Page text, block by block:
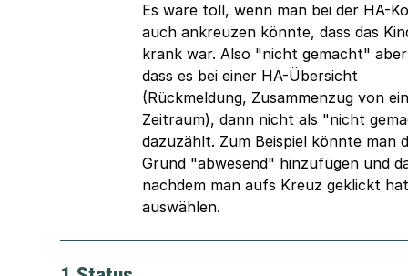
Es wäre toll, wenn man bei der HA-
auch ankreuzen könnte, dass das
krank war. Also "nicht gemacht"
dass es bei einer HA-Übersicht
(Rückmeldung, Zusammenzug von
Zeitraum), dann nicht als "nicht
dazuzählt. Zum Beispiel könnte man
Grund "abwesend" hinzufügen und
nachdem man aufs Kreuz geklickt hat
auswählen.